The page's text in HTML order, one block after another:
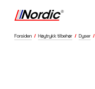
Forsiden / Høytrykk tilbehør / Dyser /